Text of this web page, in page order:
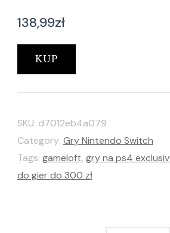
138,99zł
KUP
SKU: d7012eb4a079
Category: Gry Nintendo Switch
Tags: gameloft, gry na ps4
do gier do 300 zł